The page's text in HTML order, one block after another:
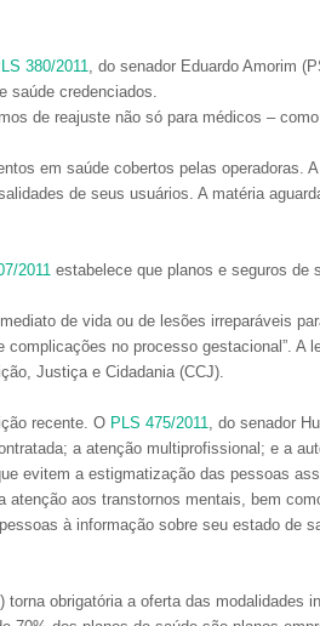
380/2011, do senador Eduardo Amorim
saúde credenciados.
de reajuste não só para médicos –
em saúde cobertos pelas operadoras.
de seus usuários. A matéria
2011 estabelece que planos e seguros de
de vida ou de lesões irreparáveis
no processo gestacional”. A
Justiça e Cidadania (CCJ).
recente. O PLS 475/2011, do senador
a atenção multiprofissional; e a
evitem a estigmatização das pessoas
aos transtornos mentais, bem
à informação sobre seu estado de
obrigatória a oferta das modalidades